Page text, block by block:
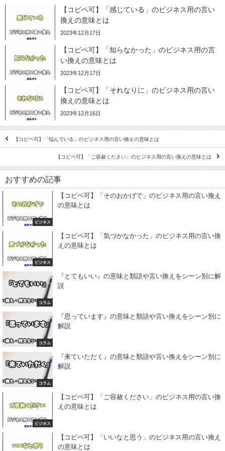
【コピペ可】「感じている」のビジネス用の言い
換えの意味とは
2023年12月17日
【コピペ可】「知らなかった」のビジネス用の言
い換えの意味とは
2023年12月17日
【コピペ可】「それなりに」のビジネス用の言い
換えの意味とは
2023年12月16日
【コピペ可】「悩んでいる」のビジネス用の言い換えの意味とは
【コピペ可】「ご容赦ください」のビジネス用の言い換えの意味とは
おすすめの記事
ビジネス
【コピペ可】「そのおかげで」のビジネス用の言い換え
の意味とは
ビジネス
【コピペ可】「気づかなかった」のビジネス用の言い換
えの意味とは
コラム
『とてもいい』の意味と類語や言い換えをシーン別に解
説
コラム
『思っています』の意味と類語や言い換えをシーン別に
解説
コラム
『来ていただく』の意味と類語や言い換えをシーン別に
解説
ビジネス
【コピペ可】「ご容赦ください」のビジネス用の言い換
えの意味とは
【コピペ可】「いいなと思う」のビジネス用の言い換え
の意味とは